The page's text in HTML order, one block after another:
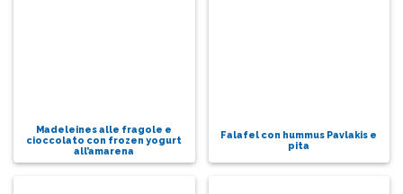
Madeleines alle fragole e
cioccolato con frozen yogurt
all’amarena
Falafel con hummus Pavlakis e
pita